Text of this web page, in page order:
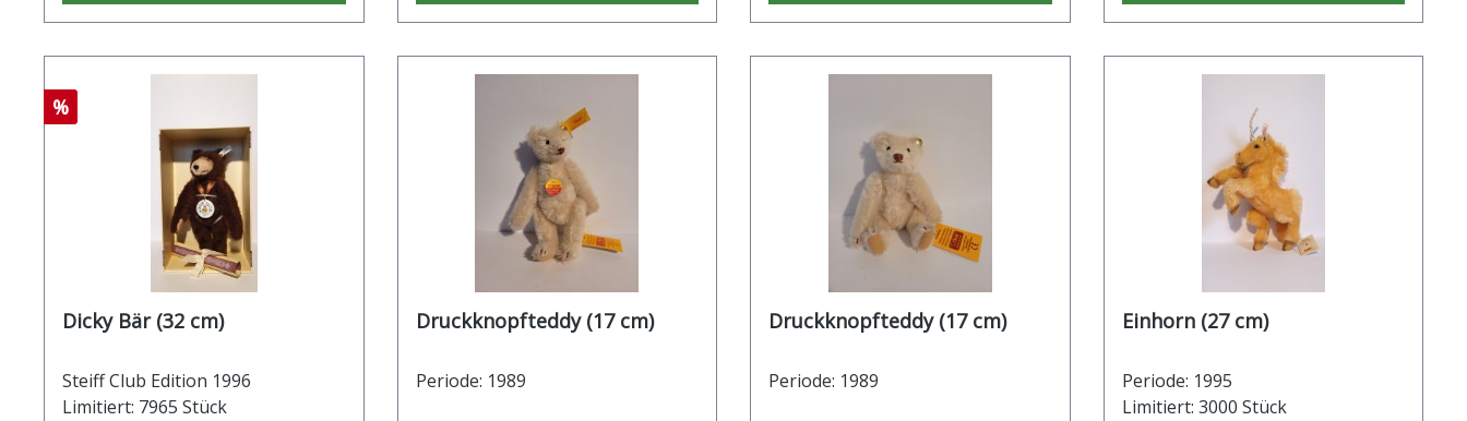
Rabatt
%
Dicky Bär (32 cm)
Steiff Club Edition 1996
Limitiert: 7965 Stück
Druckknopfteddy (17 cm)
Periode: 1989
Druckknopfteddy (17 cm)
Periode: 1989
Einhorn (27 cm)
Periode: 1995
Limitiert: 3000 Stück